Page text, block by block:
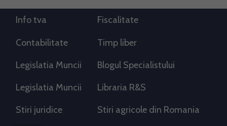
Info tva Fiscalitate
Contabilitate Timp liber
Legislatia Muncii Blogul Specialistului
Legislatia Muncii Libraria R&S
Stiri juridice Stiri agricole din Romania